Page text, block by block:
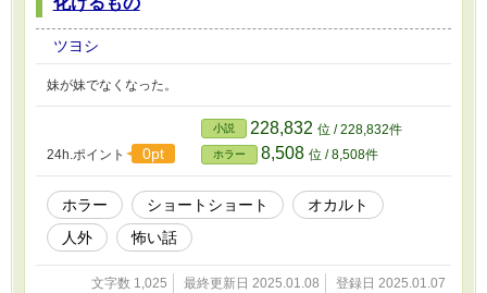
ツヨシ
妹が妹でなくなった。
24h.ポイント 0pt
小説 228,832 位 / 228,832件
ホラー 8,508 位 / 8,508件
ホラー ショートショート
オカルト
人外
怖い話
文字数 1,025 最終更新日 2025.01.08 登録日 2025.01.07